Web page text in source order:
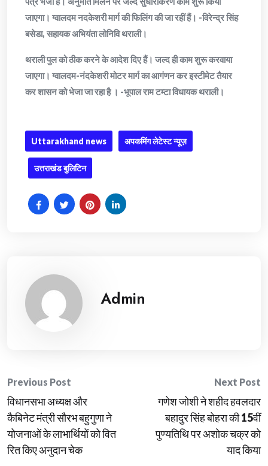
जाएगा। ग्वालदम नदकेशरी मार्ग की फिलिंग की जा रहीं हैं। -विरेन्द्र सिंह
बसेडा, सहायक अभियंता लोनिवि थराली।
थराली पुल को ठीक करने के आदेश दिए हैं। जल्द ही काम शुरू करवाया
जाएगा। ग्वालदम-नंदकेशरी मोटर मार्ग का आगंणन कर इस्टीमेट तैयार
कर शासन को भेजा जा रहा है । -भूपाल राम टम्टा विधायक थराली।
Uttarakhand news अपकमिंग लेटेस्ट न्यूज़
उत्तराखंड बुलिटिन
Admin
Post
navigation
Previous Post
विधानसभा अध्यक्ष और
कैबिनेट मंत्री सौरभ बहुगुणा ने
योजनाओं के लाभार्थियों को वित
रित किए अनुदान चेक
Next Post
गणेश जोशी ने शहीद हवलदार
बहादुर सिंह बोहरा की 15वीं
पुण्यतिथि पर अशोक चक्र को
याद किया